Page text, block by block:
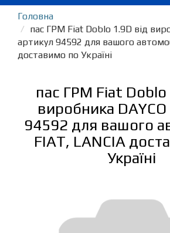
Головна
пас ГРМ Fiat Doblo 1.9D від
артикул 94592 для вашого
доставимо по Україні
пас ГРМ Fiat Doblo
виробника DAYCO
94592 для вашого
FIAT, LANCIA
Україні